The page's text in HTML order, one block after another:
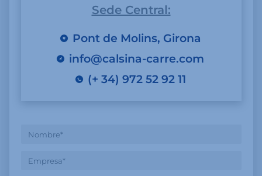
Sede Central:
Pont de Molins, Girona
info@calsina-carre.com
(+ 34) 972 52 92 11